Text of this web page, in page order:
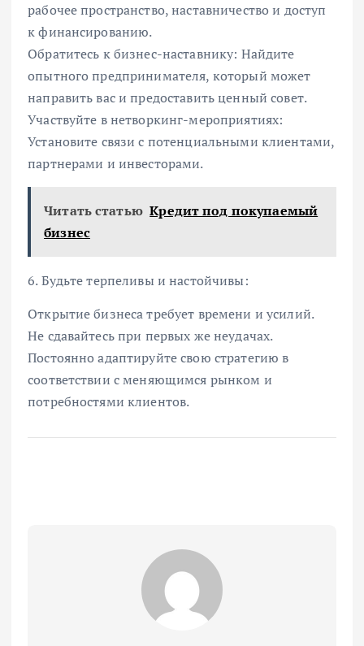
рабочее пространство, наставничество и доступ
к финансированию.
Обратитесь к бизнес-наставнику: Найдите
опытного предпринимателя, который может
направить вас и предоставить ценный совет.
Участвуйте в нетворкинг-мероприятиях:
Установите связи с потенциальными клиентами,
партнерами и инвесторами.
Читать статью Кредит под покупаемый
бизнес
6. Будьте терпеливы и настойчивы:
Открытие бизнеса требует времени и усилий.
Не сдавайтесь при первых же неудачах.
Постоянно адаптируйте свою стратегию в
соответствии с меняющимся рынком и
потребностями клиентов.